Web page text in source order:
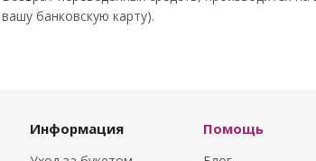
вашу банковскую карту).
Информация Помощь